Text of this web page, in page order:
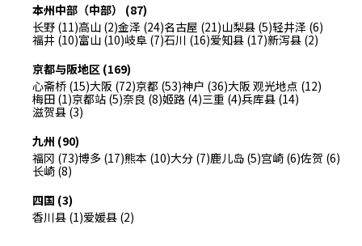
本州中部（中部） (87)
长野 (11)高山 (2)金泽 (24)名古屋 (21)山梨县 (5)轻井泽 (6)
福井 (10)富山 (10)岐阜 (7)石川 (16)爱知县 (17)新泻县 (2)
京都与阪地区 (169)
心斋桥 (15)大阪 (72)京都 (53)神户 (36)大阪 观光地点 (12)
梅田 (1)京都站 (5)奈良 (8)姬路 (4)三重 (4)兵库县 (14)
滋贺县 (3)
九州 (90)
福冈 (73)博多 (17)熊本 (10)大分 (7)鹿儿岛 (5)宫崎 (6)佐贺 (6)
长崎 (8)
四国 (3)
香川县 (1)爱媛县 (2)